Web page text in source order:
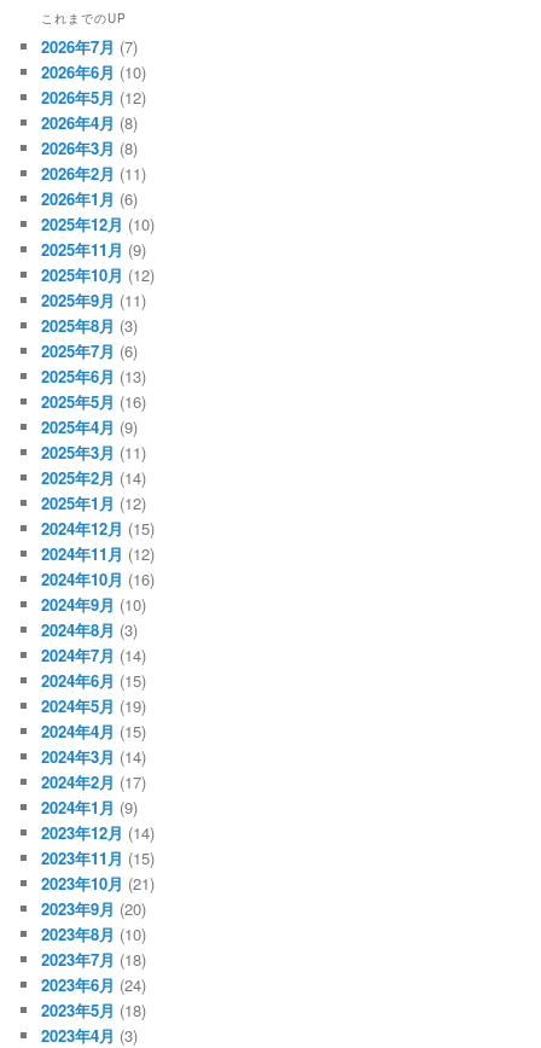
これまでのUP
2026年7月 (7)
2026年6月 (10)
2026年5月 (12)
2026年4月 (8)
2026年3月 (8)
2026年2月 (11)
2026年1月 (6)
2025年12月 (10)
2025年11月 (9)
2025年10月 (12)
2025年9月 (11)
2025年8月 (3)
2025年7月 (6)
2025年6月 (13)
2025年5月 (16)
2025年4月 (9)
2025年3月 (11)
2025年2月 (14)
2025年1月 (12)
2024年12月 (15)
2024年11月 (12)
2024年10月 (16)
2024年9月 (10)
2024年8月 (3)
2024年7月 (14)
2024年6月 (15)
2024年5月 (19)
2024年4月 (15)
2024年3月 (14)
2024年2月 (17)
2024年1月 (9)
2023年12月 (14)
2023年11月 (15)
2023年10月 (21)
2023年9月 (20)
2023年8月 (10)
2023年7月 (18)
2023年6月 (24)
2023年5月 (18)
2023年4月 (3)